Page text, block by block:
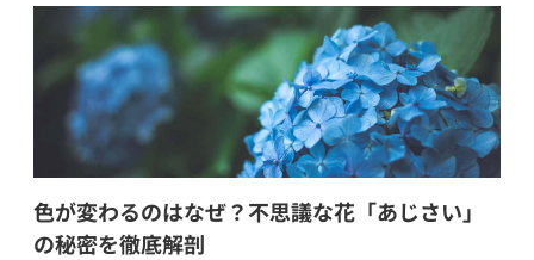
色が変わるのはなぜ？不思議な花「あじさい」
の秘密を徹底解剖